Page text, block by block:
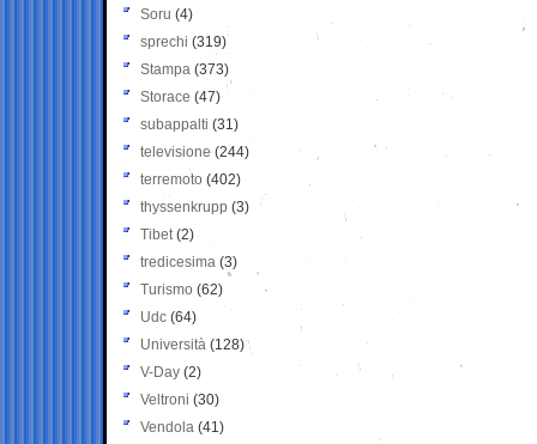
Soru (4)
sprechi (319)
Stampa (373)
Storace (47)
subappalti (31)
televisione(244)
terremoto (402)
thyssenkrupp (3)
Tibet(2)
tredicesima (3)
Turismo (62)
Udc (64)
Università (128)
V-Day (2)
Veltroni (30)
Vendola (41)